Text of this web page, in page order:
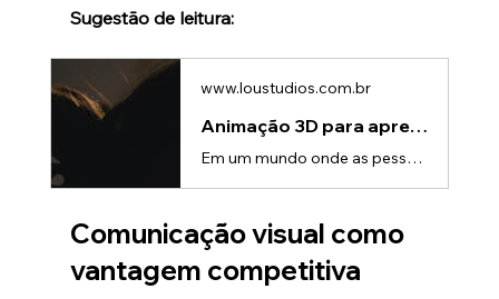
Sugestão de leitura:
www.loustudios.com.br
Animação 3D para apresentações: transforme sua comunicação
Em um mundo onde as pessoas são constantemente expostas a informações, captar e manter a atenção do público se tornou um dos maiores desafios das apresentações corporativas.Seja em lançamentos de produtos, reuniões estratégicas, eventos ou apresentações comerciais, empresas precisam encontrar maneiras mais impactantes de comunicar suas ideias.É nesse cenário que a animação 3D se destaca como uma ferramenta poderosa para transformar apresentações tradicionais em experiências visuais envolventes e
Comunicação visual como
vantagem competitiva